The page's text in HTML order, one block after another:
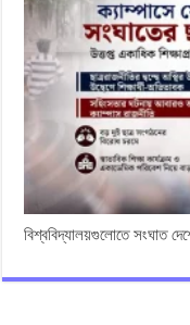
বিশ্ববিদ্যালয়গুলোতে সংঘাত